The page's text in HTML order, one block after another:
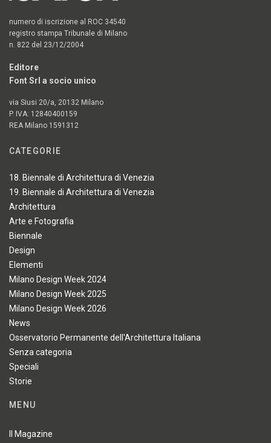
numero di iscrizione al ROC 34540
registro stampa Tribunale di Milano
n. 822 del 23/12/2004
Editore
Font Srl a socio unico
via Siusi 20/a, 20132 Milano
P. IVA: 12840400159
REA Milano 1591312
CATEGORIE
18. Biennale di Architettura di Venezia
19. Biennale di Architettura di Venezia
Architettura
Arte e Fotografia
Biennale
Design
Elementi
Milano Design Week 2024
Milano Design Week 2025
Milano Design Week 2026
News
Osservatorio Permanente dell'Architettura Italiana
Senza categoria
Speciali
Storie
MENU
Il Magazine